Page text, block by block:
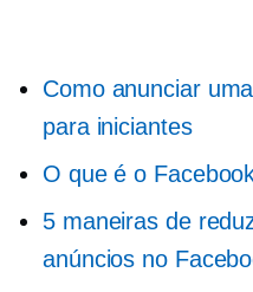
Como anunciar
para iniciantes
O que é o
5 maneiras de
anúncios no